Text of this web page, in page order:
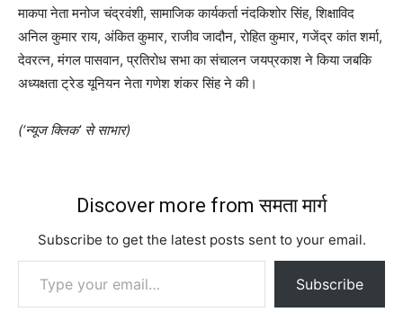
माकपा नेता मनोज चंद्रवंशी, सामाजिक कार्यकर्ता नंदकिशोर सिंह, शिक्षाविद
अनिल कुमार राय, अंकित कुमार, राजीव जादौन, रोहित कुमार, गजेंद्र कांत शर्मा,
देवरत्न, मंगल पासवान, प्रतिरोध सभा का संचालन जयप्रकाश ने किया जबकि
अध्यक्षता ट्रेड यूनियन नेता गणेश शंकर सिंह ने की।
(‘न्यूज क्लिक’ से साभार)
Discover more from समता मार्ग
Subscribe to get the latest posts sent to your email.
Type your email…
Subscribe